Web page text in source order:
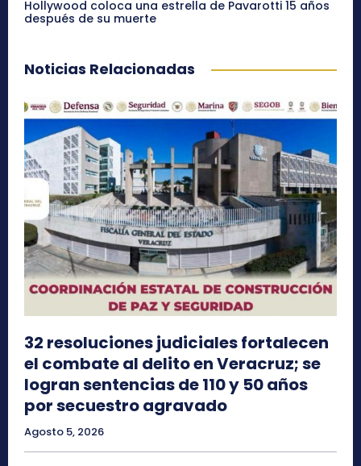
Hollywood coloca una estrella de Pavarotti 15 años
después de su muerte
Noticias Relacionadas
32 resoluciones judiciales fortalecen
el combate al delito en Veracruz; se
logran sentencias de 110 y 50 años
por secuestro agravado
Agosto 5, 2026